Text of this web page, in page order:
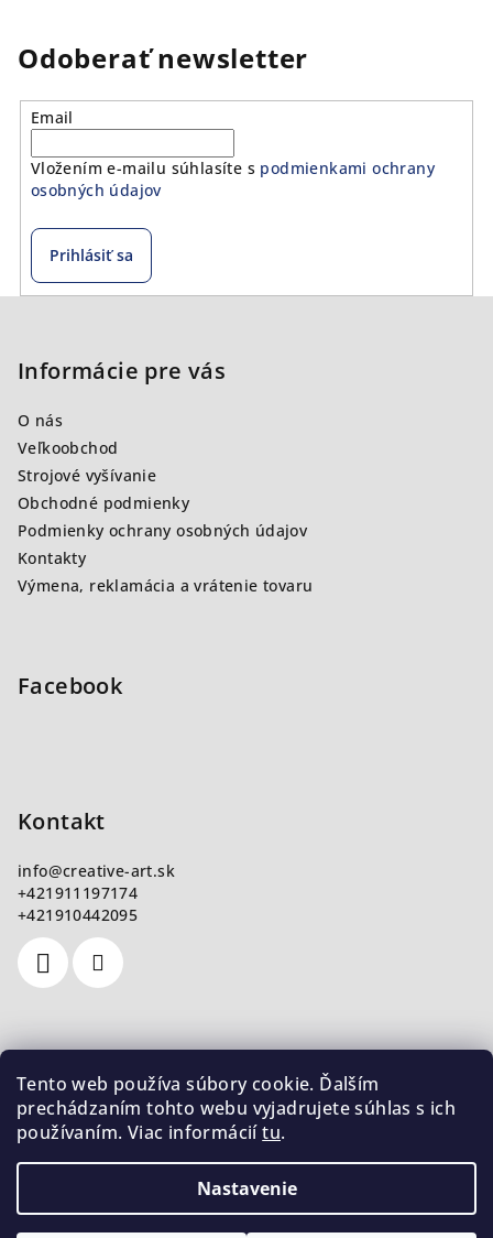
Tento web používa súbory cookie. Ďalším
prechádzaním tohto webu vyjadrujete súhlas s ich
používaním. Viac informáciítu.
Nastavenie
Odoberať newsletter
Email
Vložením e-mailu súhlasíte s podmienkami ochrany
osobných údajov
Prihlásiť sa
Informácie pre vás
O nás
Veľkoobchod
Strojové vyšívanie
Obchodné podmienky
Podmienky ochrany osobných údajov
Kontakty
Výmena, reklamácia a vrátenie tovaru
Facebook
Kontakt
info@creative-art.sk
+421911197174
+421910442095
Nákupný košík
0ks /€0
Copyright 2026CreativeArt. Všetky práva vyhradené.